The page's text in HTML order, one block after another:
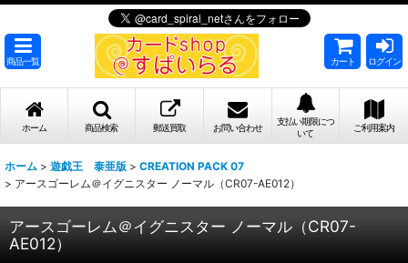
商品一覧 カート ログイン
ホーム 商品検索 郵送買取 お問い合わせ
支払い期限につ
いて
ご利用案内
ホーム > 遊戯王 泰亜版 > CREATION PACK 07
> アースゴーレム＠イグニスター ノーマル（CR07-AE012）
アースゴーレム＠イグニスター ノーマル（CR07-
AE012）